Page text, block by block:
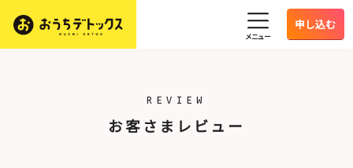
メニュー
申し込む
REVIEW
お客さまレビュー